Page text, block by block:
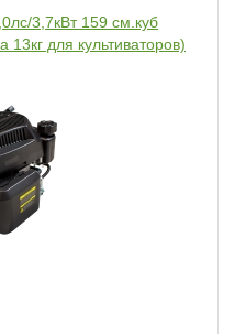
3,7кВт 159 см.куб
для культиваторов)